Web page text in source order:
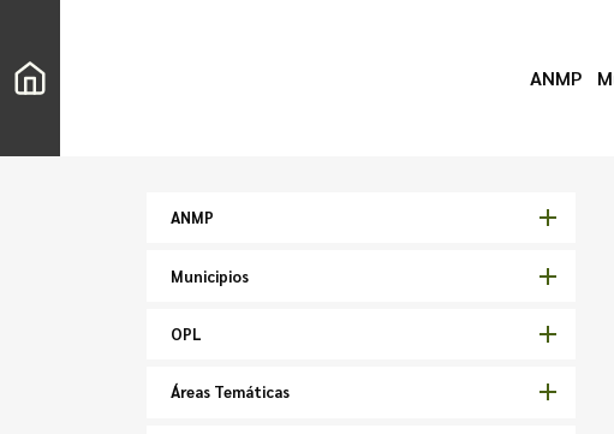
ANMP
ANMP
Municipios
OPL
Áreas Temáticas